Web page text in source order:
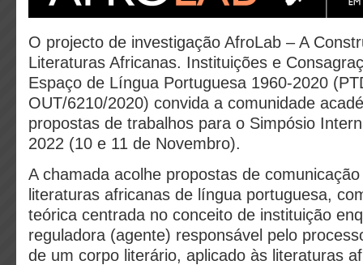
O projecto de investigação AfroLab – A
Literaturas Africanas. Instituições e
Espaço de Língua Portuguesa 1960-2020
OUT/6210/2020) convida a comunidade
propostas de trabalhos para o Simpósio
2022 (10 e 11 de Novembro).
A chamada acolhe propostas de
literaturas africanas de língua portuguesa,
teórica centrada no conceito de instituição
reguladora (agente) responsável pelo
de um corpo literário, aplicado às literaturas